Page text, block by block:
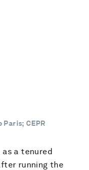
CEPR
as a tenured
running the